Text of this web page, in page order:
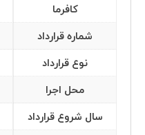
کافرما
شماره قرارداد
نوع قرارداد
محل اجرا
سال شروع قراردادصفحه اصلی